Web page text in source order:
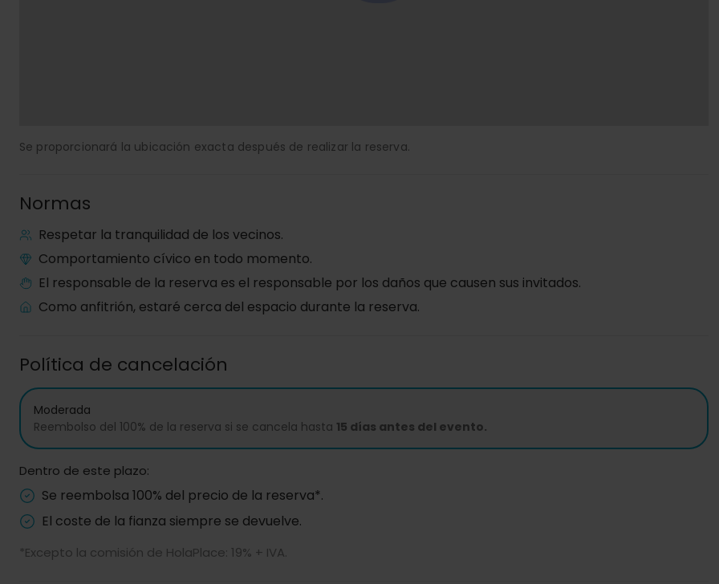
Se proporcionará la ubicación exacta después de realizar la reserva.
Normas
Respetar la tranquilidad de los vecinos.
Comportamiento cívico en todo momento.
El responsable de la reserva es el responsable por los daños que causen sus invitados.
Como anfitrión, estaré cerca del espacio durante la reserva.
Política de cancelación
Moderada
Reembolso del 100% de la reserva si se cancela hasta 15 días antes del evento.
Dentro de este plazo:
Se reembolsa 100% del precio de la reserva*.
El coste de la fianza siempre se devuelve.
*Excepto la comisión de HolaPlace: 19% + IVA.